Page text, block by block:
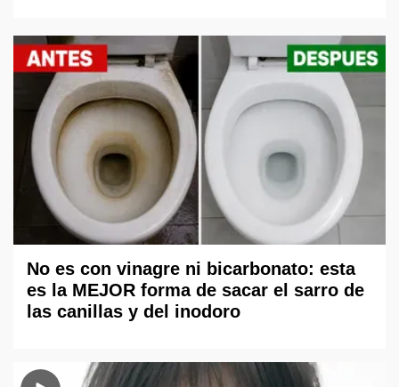
No es con vinagre ni bicarbonato: esta
es la MEJOR forma de sacar el sarro de
las canillas y del inodoro